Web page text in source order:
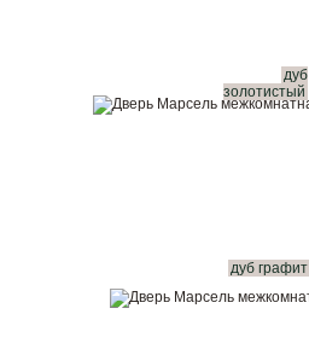
дуб
золотистый
дуб графит